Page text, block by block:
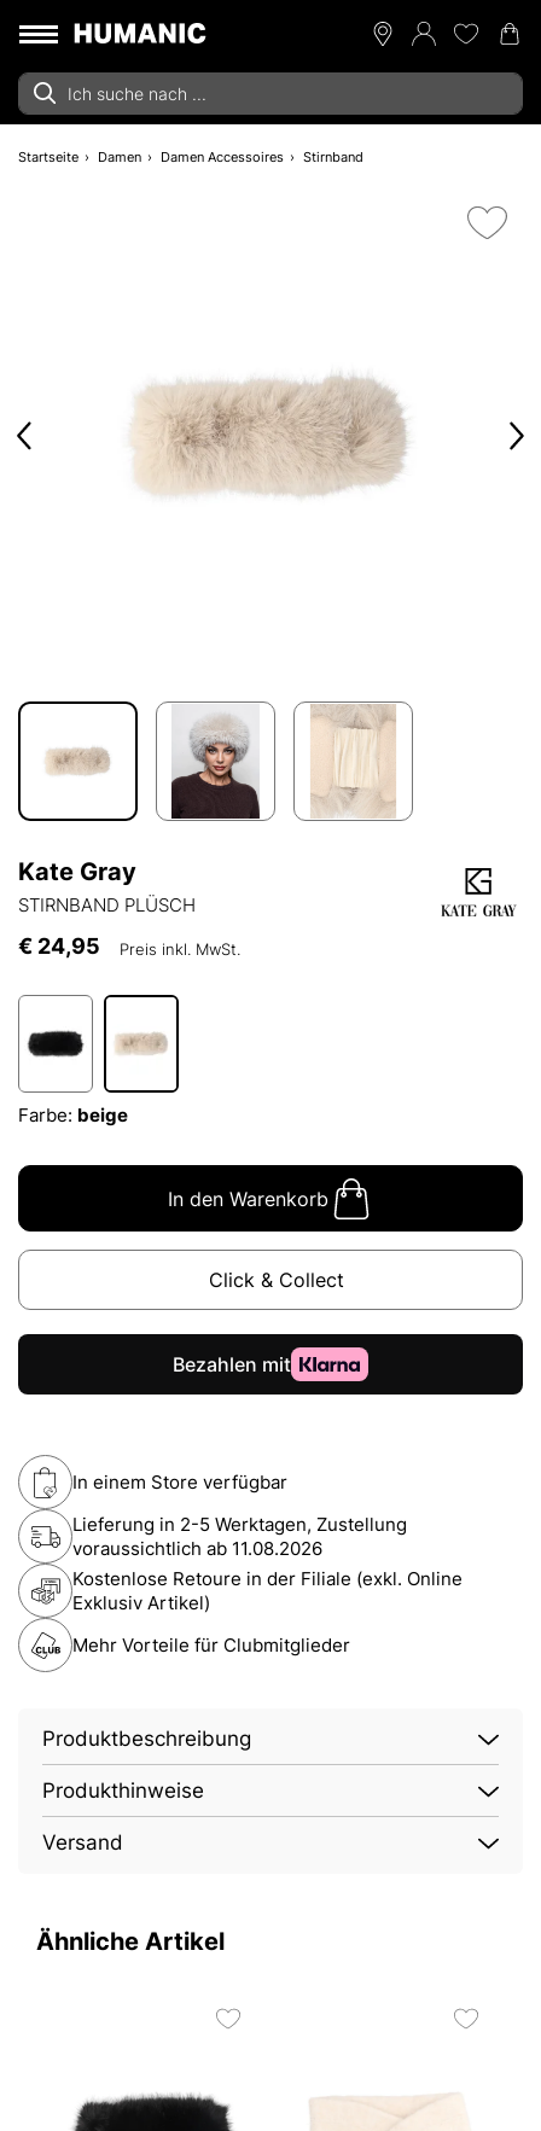
Startseite Damen Damen Accessoires Stirnband
Kate Gray
STIRNBAND PLÜSCH
€ 24,95 Preis inkl. MwSt.
Farbe: beige
In den Warenkorb
Click & Collect
In einem Store verfügbar
Lieferung in 2-5 Werktagen, Zustellung
voraussichtlich ab 11.08.2026
Kostenlose Retoure in der Filiale (exkl. Online
Exklusiv Artikel)
Mehr Vorteile für Clubmitglieder
Produktbeschreibung
Produkthinweise
Versand
Ähnliche Artikel